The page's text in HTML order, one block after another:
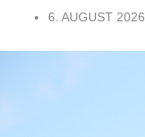
6. AUGUST 2026